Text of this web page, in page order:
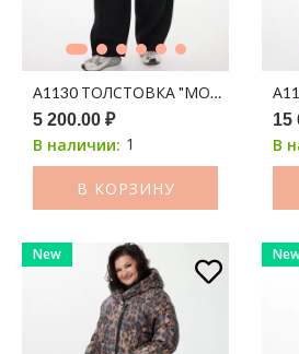
А1130 ТОЛСТОВКА "МОНТАНА"
5 200.00 ₽
В наличии: 1
В КОРЗИНУ
15
В
New